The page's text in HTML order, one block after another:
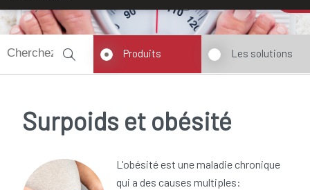
Produits Les solutions
Surpoids et obésité
L'obésité est une maladie chronique
qui a des causes multiples: